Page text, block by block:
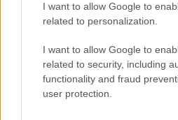
I want to allow Google to
related to personalization.
I want to allow Google to
related to security, including
functionality and fraud
user protection.
Με στοιχεία από ΑΠΕ-ΜΠΕ